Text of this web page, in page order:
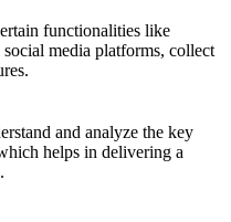
functionalities like
media platforms, collect
and analyze the key
helps in delivering a